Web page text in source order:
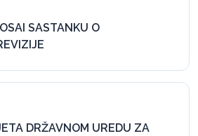
SASTANKU O
DRŽAVNOM UREDU ZA